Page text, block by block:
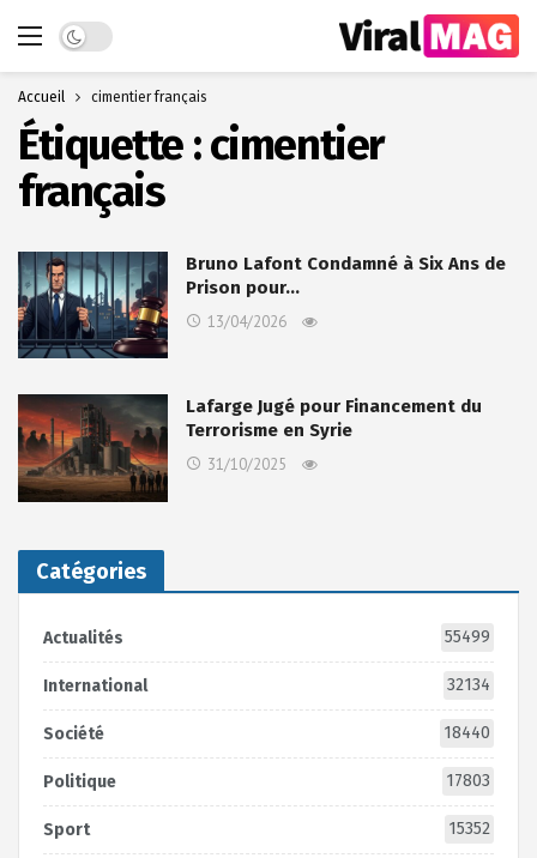
Dark mode
Accueil cimentier français
Étiquette :cimentier
français
Bruno Lafont Condamné à Six Ans de
Prison pour…
13/04/2026
Lafarge Jugé pour Financement du
Terrorisme en Syrie
31/10/2025
Catégories
Actualités 55499
International 32134
Société 18440
Politique 17803
Sport 15352